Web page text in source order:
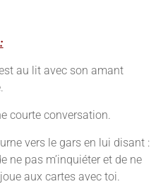
au lit avec son amant
courte conversation.
vers le gars en lui disant :
ne pas m’inquiéter et de ne
aux cartes avec toi.